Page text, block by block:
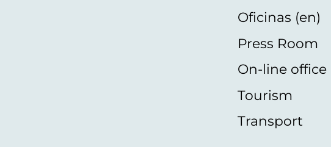
Oficinas (en)
Press Room
On-line office
Tourism
Transport